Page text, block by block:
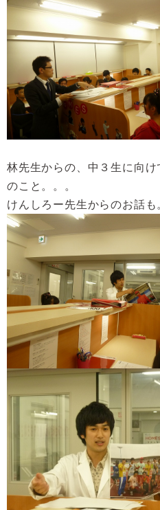
林先生からの、中３生に向
のこと。。。
けんしろー先生からのお話も